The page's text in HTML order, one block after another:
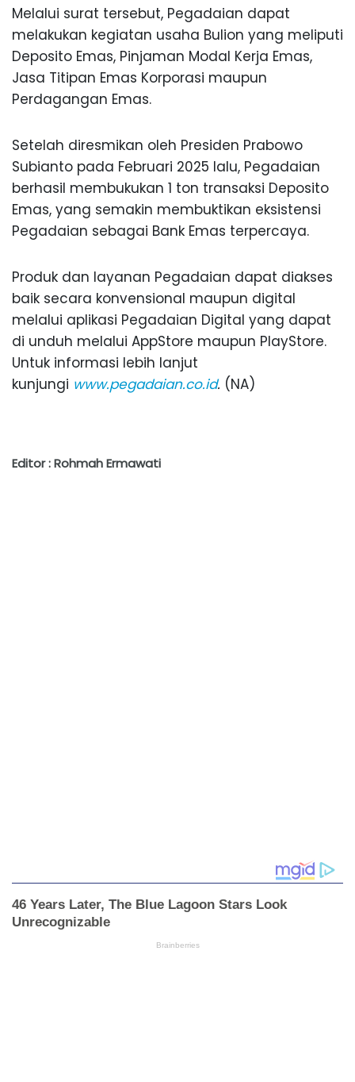
Melalui surat tersebut, Pegadaian dapat
melakukan kegiatan usaha Bulion yang meliputi
Deposito Emas, Pinjaman Modal Kerja Emas,
Jasa Titipan Emas Korporasi maupun
Perdagangan Emas.
Setelah diresmikan oleh Presiden Prabowo
Subianto pada Februari 2025 lalu, Pegadaian
berhasil membukukan 1 ton transaksi Deposito
Emas, yang semakin membuktikan eksistensi
Pegadaian sebagai Bank Emas terpercaya.
Produk dan layanan Pegadaian dapat diakses
baik secara konvensional maupun digital
melalui aplikasi Pegadaian Digital yang dapat
di unduh melalui AppStore maupun PlayStore.
Untuk informasi lebih lanjut
kunjungi www.pegadaian.co.id. (NA)
Editor : Rohmah Ermawati